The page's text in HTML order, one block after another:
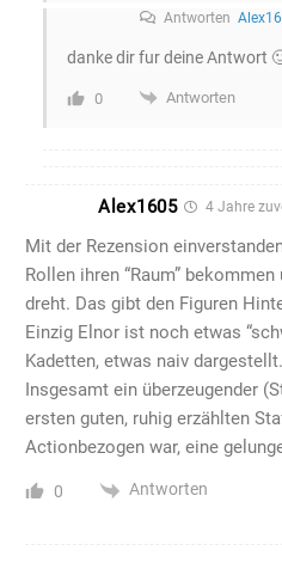
Antworten
danke dir fur deine Antwort
0 Antworten
Alex1605 4 Jahre
Mit der Rezension
Rollen ihren “Raum”
dreht. Das gibt den Figuren
Einzig Elnor ist noch etwas
Kadetten, etwas naiv dargestellt.
Insgesamt ein überzeugender
ersten guten, ruhig erzählten
Actionbezogen war, eine
0 Antworten